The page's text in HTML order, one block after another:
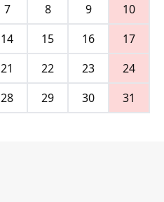
7 8 9
10
14 15 16
17
21 22 23
24
28 29 30 31